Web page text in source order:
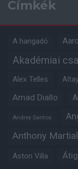
Címkék
A hangadó
Akadémiai
Alex Telles
Amad Diallo
Andrey Santos
Anthony Martial
Aston Villa